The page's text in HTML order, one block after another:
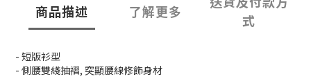
商品描述 了解更多
式
- 短版衫型
- 側腰雙綫抽褶, 突顯腰線修飾身材